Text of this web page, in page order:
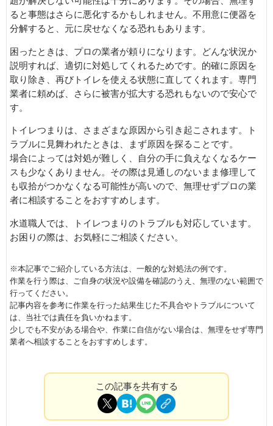
ると事態はさらに悪化するかもしれません。不用意に便器を
分解すると、元に戻せなくなる恐れもあります。
困ったときは、プロの業者が頼りになります。どんな状況か
説明すれば、適切に対処してくれるためです。的確に原因を
取り除き、再びトイレを使える状態に直してくれます。専門
業者に頼めば、さらに被害が拡大する恐れもないので安心で
す。
トイレつまりは、さまざまな原因から引き起こされます。ト
ラブルに見舞われたときは、まず原因を探ることです。
場合によっては対処が難しく、自分の手に負えなくなるケー
スも少なくありません。その際は見通しのないまま修理して
も収拾がつかなくなる可能性が高いので、無理せずプロの業
者に相談することをおすすめします。
水道職人では、トイレつまりのトラブルも対応しています。
お困りの際は、お気軽にご相談ください。
※本記事でご紹介している方法は、一般的な対処法の例です。
作業を行う際は、ご自身の状況や設備を確認のうえ、無理のない範囲で
行ってください。
記事内容を参考に作業を行った結果生じた不具合やトラブルについて
は、当社では責任を負いかねます。
少しでも不安がある場合や、作業に自信がない場合は、無理をせず専門
業者へ相談することをおすすめします。
この記事を共有する